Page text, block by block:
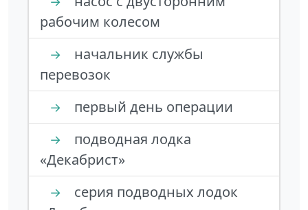
рабочим колесом
→
начальник службы
перевозок
→ первый день операции
→
подводная лодка
«Декабрист»
→
серия подводных лодок